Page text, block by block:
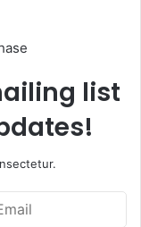
list